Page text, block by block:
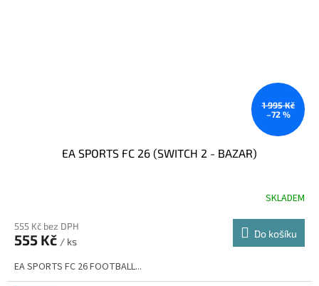
1 995 Kč
–72 %
EA SPORTS FC 26 (SWITCH 2 - BAZAR)
SKLADEM
555 Kč bez DPH
555 Kč / ks
Do košíku
EA SPORTS FC 26 FOOTBALL...